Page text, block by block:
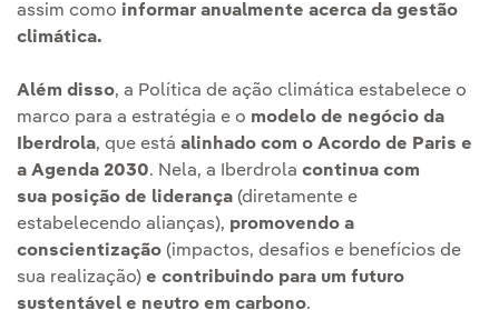
assim como informar anualmente acerca da gestão
climática.
Além disso, a Política de ação climática estabelece o
marco para a estratégia e o modelo de negócio da
Iberdrola, que está alinhado com o Acordo de Paris e
a Agenda 2030. Nela, a Iberdrola continua com
sua posição de liderança (diretamente e
estabelecendo alianças), promovendo a
conscientização (impactos, desafios e benefícios de
sua realização) e contribuindo para um futuro
sustentável e neutro em carbono.